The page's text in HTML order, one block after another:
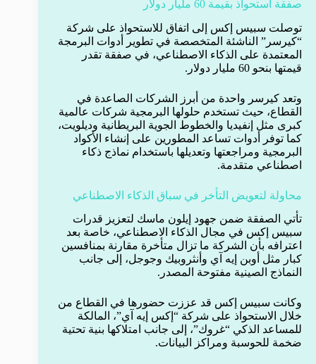
صفقة استحواذ بقيمة 60 مليار دولار
توصلت سبيس إكس إلى اتفاق للاستحواذ على شركة
“كيرسر” الناشئة المتخصصة في تطوير أدوات البرمجة
المعتمدة على الذكاء الاصطناعي، في صفقة تقدر
قيمتها بنحو 60 مليار دولار.
وتعد كيرسر واحدة من أبرز الشركات الصاعدة في
القطاع، حيث تستخدم حلولها البرمجية شركات عالمية
كبرى مثل إنفيديا والخطوط الجوية البريطانية وديلويت،
كما توفر أدوات تساعد المطورين على إنشاء الأكواد
البرمجية ومراجعتها وتعديلها باستخدام نماذج ذكاء
اصطناعي متقدمة.
محاولة لتعويض التأخر في سباق الذكاء الاصطناعي
تأتي الصفقة ضمن جهود إيلون ماسك لتعزيز قدرات
سبيس إكس في مجال الذكاء الاصطناعي، خاصة بعد
اعترافه بأن الشركة ما تزال متأخرة مقارنة بمنافسين
كبار مثل أوبن إيه آي وأنثروبيك وجوجل، إلى جانب
النماذج الصينية مفتوحة المصدر.
وكانت سبيس إكس قد عززت حضورها في القطاع من
خلال الاستحواذ على شركة “إكس إيه آي”، المالكة
للمساعد الذكي “غروك”، إلى جانب امتلاكها بنية تحتية
ضخمة للحوسبة ومراكز البيانات.